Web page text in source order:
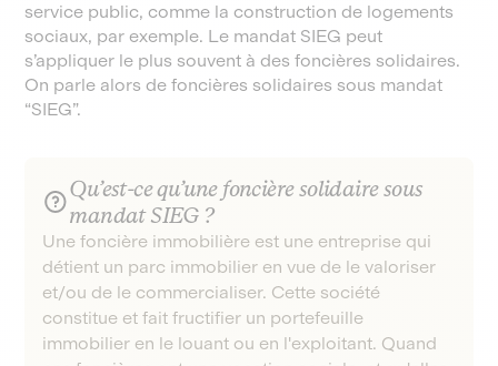
service public, comme la construction de logements
sociaux, par exemple. Le mandat SIEG peut
s’appliquer le plus souvent à des foncières solidaires.
On parle alors de foncières solidaires sous mandat
“SIEG”.
Qu’est-ce qu’une foncière solidaire sous
mandat SIEG ?
Une foncière immobilière est une entreprise qui
détient un parc immobilier en vue de le valoriser
et/ou de le commercialiser. Cette société
constitue et fait fructifier un portefeuille
immobilier en le louant ou en l'exploitant. Quand